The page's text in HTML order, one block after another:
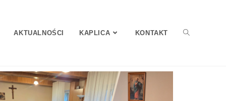
AKTUALNOŚCI KAPLICA KONTAKT